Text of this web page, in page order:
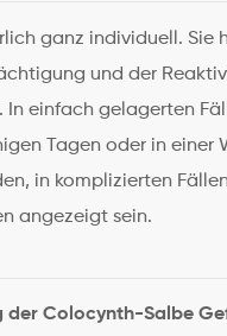
ganz individuell. Sie
und der
In einfach gelagerten
Tagen oder in einer
in komplizierten
angezeigt sein.
der Colocynth-Salbe